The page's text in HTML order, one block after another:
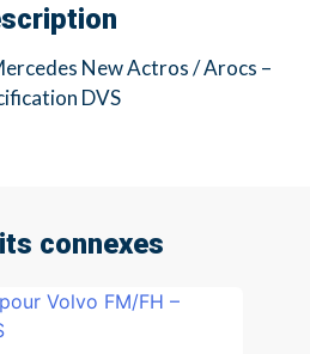
New Actros / Arocs –
DVS
connexes